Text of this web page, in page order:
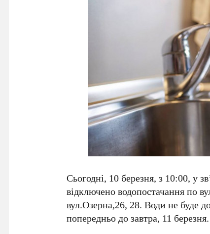
Сьогодні, 10 березня, з 10:00, у
відключено водопостачання по
вул.Озерна,26, 28. Води не буде
попередньо до завтра, 11 березня.